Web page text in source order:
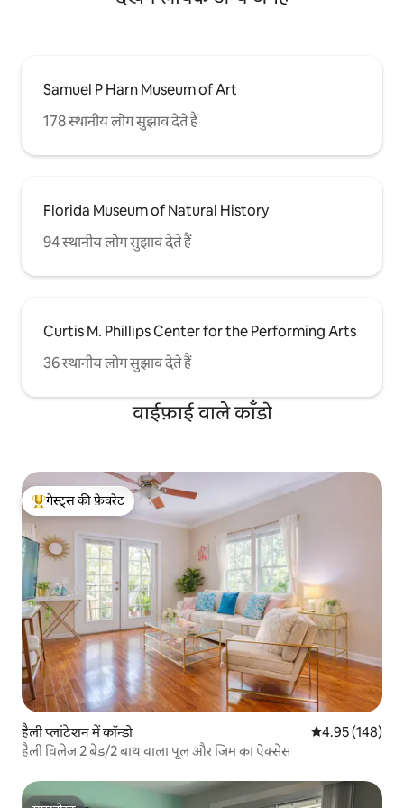
Samuel P Harn Museum of Art
178 स्थानीय लोग सुझाव देते हैं
Florida Museum of Natural History
94 स्थानीय लोग सुझाव देते हैं
Curtis M. Phillips Center for the Performing Arts
36 स्थानीय लोग सुझाव देते हैं
वाईफ़ाई वाले काँडो
गेस्ट्स का टॉप फ़ेवरेट
गेस्ट्स की फ़ेवरेट
हैली प्लांटेशन में कॉन्डो औसत रेटिंग 5 में से
4.95 (148)
हैली विलेज 2 बेड/2 बाथ वाला पूल और जिम का ऐक्सेस